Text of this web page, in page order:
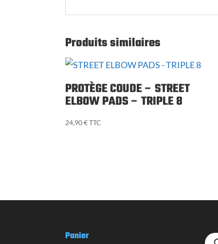
Produits similaires
PROTÈGE COUDE – STREET
ELBOW PADS – TRIPLE 8
24,90€ TTC
Panier
de